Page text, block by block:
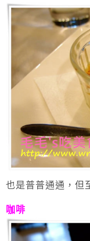
也是普普通通，但
咖啡